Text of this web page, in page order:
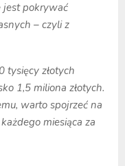
jest pokrywać
– czyli z
tysięcy złotych
1,5 miliona złotych.
warto spojrzeć na
miesiąca za